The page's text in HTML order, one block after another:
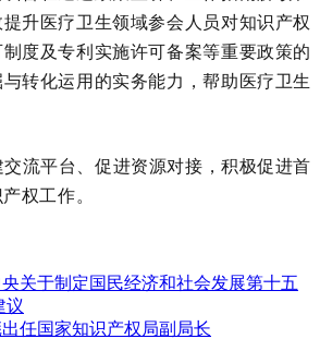
升医疗卫生领域参会人员对知识产权
度及专利实施许可备案等重要政策的
转化运用的实务能力，帮助医疗卫生
流平台、促进资源对接，积极促进首
权工作。
关于制定国民经济和社会发展第十五
议
任国家知识产权局副局长